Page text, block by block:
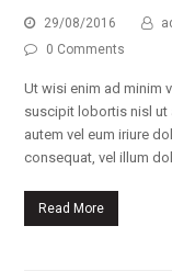
29/08/2016
0 Comments
Ut wisi enim ad minim
suscipit lobortis nisl ut
autem vel eum iriure
consequat, vel illum
Read More